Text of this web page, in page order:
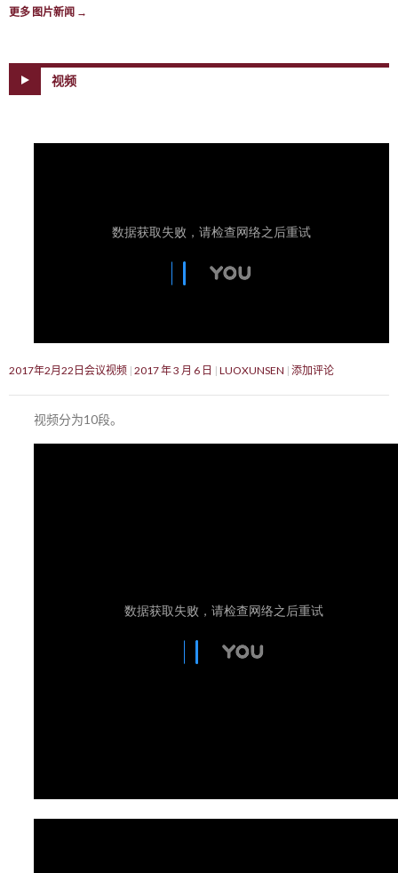
更多 图片新闻 →
视频
2017年2月22日会议视频 2017 年 3 月 6 日 LUOXUNSEN 添加评论
视频分为10段。